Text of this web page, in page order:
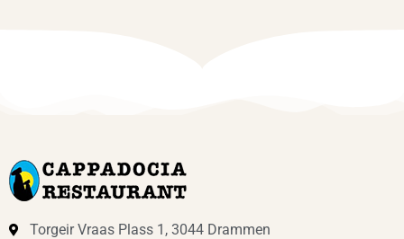
Torgeir Vraas Plass 1, 3044 Drammen